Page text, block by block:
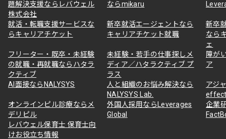
題解決支援ならレバウェル
株式会社
ならmikaru
就活・転職支援サービスな
らキャリアチケット
新卒就活エージェントなら
キャリアチケット就職
新卒
なら
ェ
フリーター・既卒・未経験
の就職・再就職ならハタラ
クティブ
未経験・若手の仕事探しメ
ディア／ハタラクティブ プ
ラス
障が
ア
AI面接ならNALYSYS
人と組織のお悩み解決なら
NALYSYS Lab.
アジ
オンラインピル診療ならメ
デリピル
外国人採用ならLeverages
Global
企業
レバウェル保育士 保育士向
けお役立ち情報